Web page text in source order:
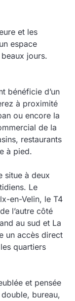
et les
espace
jours.
bénéficie d’un
à proximité
ou encore la
de la
restaurants
à pied.
situe à deux
Le
en-Velin, le T4
l’autre côté
au sud et La
un accès direct
quartiers
et pensée
bureau,